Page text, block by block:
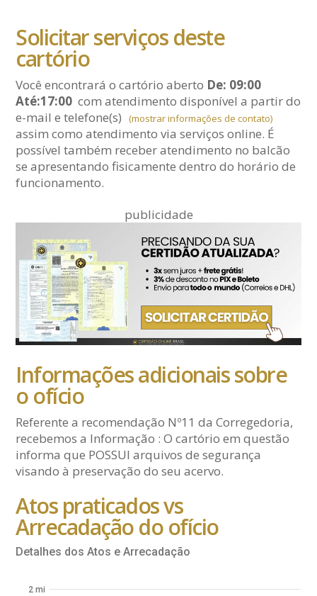
Solicitar serviços deste
cartório
Você encontrará o cartório aberto De: 09:00
Até:17:00 com atendimento disponível a partir do
e-maile telefone(s) (mostrar informações de contato)
assim como atendimento via serviços online. É
possível também receber atendimento no balcão
se apresentando fisicamente dentro do horário de
funcionamento.
publicidade
Informações adicionais sobre
o ofício
Referente a recomendação Nº11 da Corregedoria,
recebemos a Informação : O cartório em questão
informa que POSSUI arquivos de segurança
visando à preservação do seu acervo.
Atos praticados vs
Arrecadação do ofício
Detalhes dos Atos e Arrecadação
2 mi